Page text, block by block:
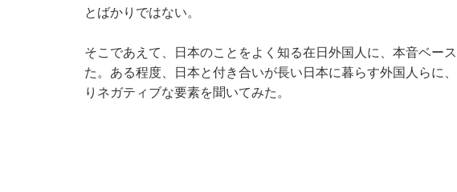
とばかりではない。
そこであえて、日本のことをよく知る在日外国人に、本音ベー
た。ある程度、日本と付き合いが長い日本に暮らす外国人らに
りネガティブな要素を聞いてみた。